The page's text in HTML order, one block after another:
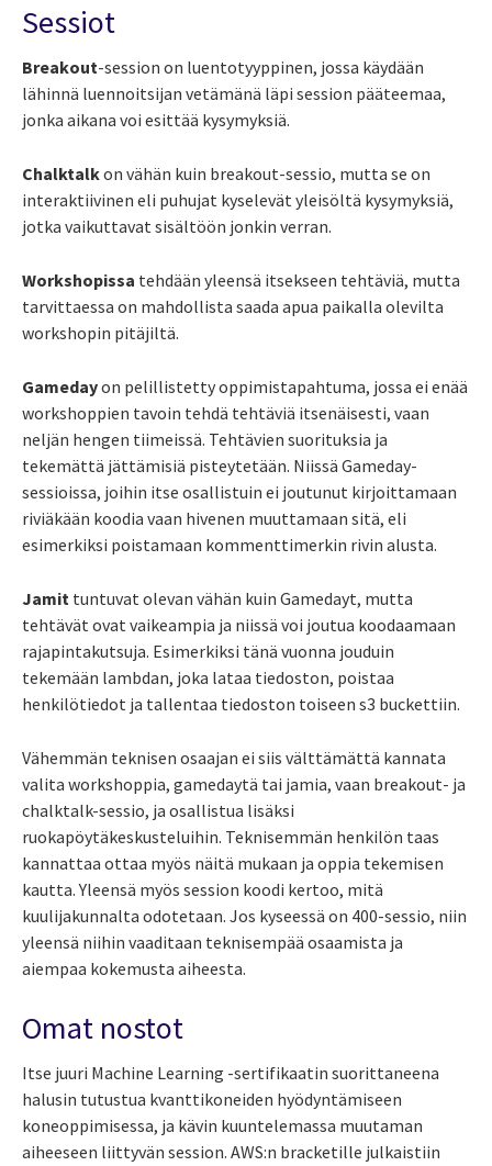
Sessiot
Breakout-session on luentotyyppinen, jossa käydään
lähinnä luennoitsijan vetämänä läpi session pääteemaa,
jonka aikana voi esittää kysymyksiä.
Chalktalkon vähän kuin breakout-sessio, mutta se on
interaktiivinen eli puhujat kyselevät yleisöltä kysymyksiä,
jotka vaikuttavat sisältöön jonkin verran.
Workshopissa tehdään yleensä itsekseen tehtäviä, mutta
tarvittaessa on mahdollista saada apua paikalla olevilta
workshopin pitäjiltä.
Gamedayon pelillistetty oppimistapahtuma, jossa ei enää
workshoppien tavoin tehdä tehtäviä itsenäisesti, vaan
neljän hengen tiimeissä. Tehtävien suorituksia ja
tekemättä jättämisiä pisteytetään. Niissä Gameday-
sessioissa, joihin itse osallistuin ei joutunut kirjoittamaan
riviäkään koodia vaan hivenen muuttamaan sitä, eli
esimerkiksi poistamaan kommenttimerkin rivin alusta.
Jamit tuntuvat olevan vähän kuin Gamedayt, mutta
tehtävät ovat vaikeampia ja niissä voi joutua koodaamaan
rajapintakutsuja. Esimerkiksi tänä vuonna jouduin
tekemään lambdan, joka lataa tiedoston, poistaa
henkilötiedot ja tallentaa tiedoston toiseen s3 buckettiin.
Vähemmän teknisen osaajan ei siis välttämättä kannata
valita workshoppia, gamedaytä tai jamia, vaan breakout- ja
chalktalk-sessio, ja osallistua lisäksi
ruokapöytäkeskusteluihin. Teknisemmän henkilön taas
kannattaa ottaa myös näitä mukaan ja oppia tekemisen
kautta. Yleensä myös session koodi kertoo, mitä
kuulijakunnalta odotetaan. Jos kyseessä on 400-sessio, niin
yleensä niihin vaaditaan teknisempää osaamista ja
aiempaa kokemusta aiheesta.
Omat nostot
Itse juuri Machine Learning -sertifikaatin suorittaneena
halusin tutustua kvanttikoneiden hyödyntämiseen
koneoppimisessa, ja kävin kuuntelemassa muutaman
aiheeseen liittyvän session. AWS:n bracketille julkaistiin